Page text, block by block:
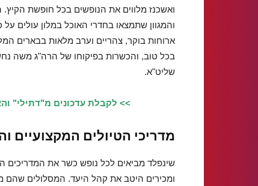
ואשכנז מלווים את הנופשים בכל חופשת הקיץ.
והמגוון שתמצאו בחדרי האוכל במלון עולים על
ארוחות בוקר, צהריים וערב מלאות בבארים
בכל טוב, והכשרות בפיקוחו של הרה"ג משה
שליט"א.
>> לקבלת עדכונים מ"דתילי"
מדריכי הטיולים המקצועיים
שינפלד מביאים לכל נופש כשר את המדריכים
ומכירים היטב את קהל היעד. המסלולים שהם